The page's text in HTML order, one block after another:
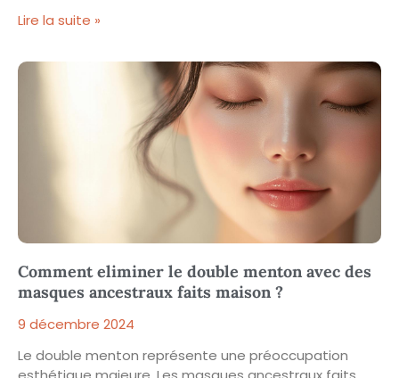
Lire la suite »
Comment eliminer le double menton avec des
masques ancestraux faits maison ?
9 décembre 2024
Le double menton représente une préoccupation